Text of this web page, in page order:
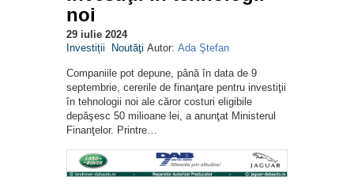
noi
29 iulie 2024
Investiții
Noutăţi Autor: Ada Ştefan
Companiile pot depune, până în data de 9
septembrie, cererile de finanţare pentru investiţii
în tehnologii noi ale căror costuri eligibile
depăşesc 50 milioane lei, a anunţat Ministerul
Finanţelor. Printre…